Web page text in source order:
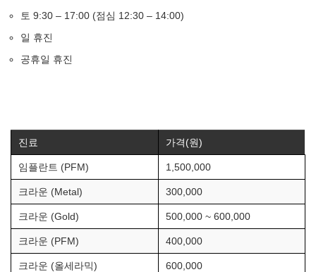
토 9:30 – 17:00 (점심 12:30 – 14:00)
일 휴진
공휴일 휴진
진료 가격(원)
임플란트 (PFM) 1,500,000
크라운 (Metal) 300,000
크라운 (Gold) 500,000 ~ 600,000
크라운 (PFM) 400,000
크라운 (올세라믹) 600,000